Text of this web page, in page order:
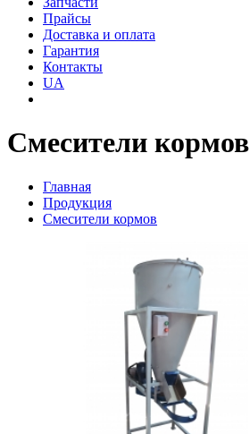
Прайсы
Доставка и оплата
Гарантия
Контакты
UA
Смесители кормов
Главная
Продукция
Смесители кормов